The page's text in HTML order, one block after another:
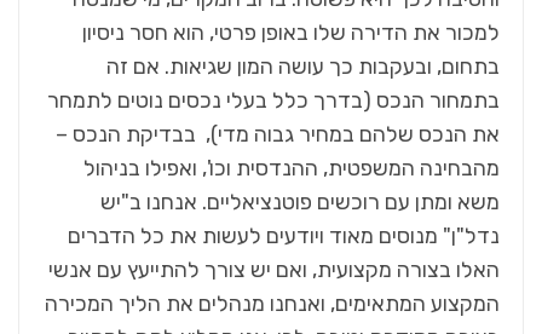
למכור את הדירה שלו באופן פרטי, הוא חסר ניסיון
בתחום, ובעקבות כך עושה המון שגיאות. אם זה
בתמחור הנכס (בדרך כלל בעלי נכסים נוטים לתמחר
את הנכס שלהם במחיר גבוה מדי), בבדיקת הנכס –
מהבחינה המשפטית, ההנדסית וכו', ואפילו בניהול
משא ומתן עם רוכשים פוטנציאליים. אנחנו ב"יש
נדל"ן" מנוסים מאוד ויודעים לעשות את כל הדברים
האלו בצורה מקצועית, ואם יש צורך להתייעץ עם אנשי
המקצוע המתאימים, ואנחנו מנהלים את הליך המכירה